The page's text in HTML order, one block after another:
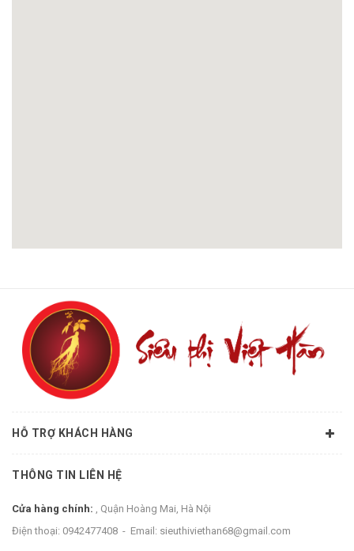
HỖ TRỢ KHÁCH HÀNG
THÔNG TIN LIÊN HỆ
Cửa hàng chính: , Quận Hoàng Mai, Hà Nội
Điện thoại: 0942477408 - Email: sieuthiviethan68@gmail.com